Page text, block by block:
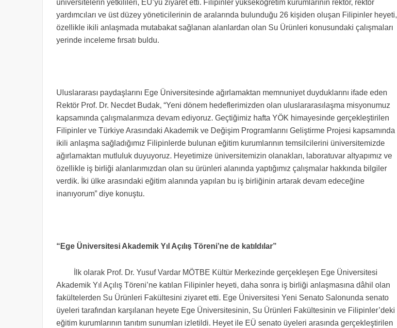
üniversitelerin yetkilileri, EÜ’yü ziyaret etti. Filipinler yükseköğretim kurumlarının rektör, rektör
yardımcıları ve üst düzey yöneticilerinin de aralarında bulunduğu 26 kişiden oluşan Filipinler heyeti,
özellikle ikili anlaşmada mutabakat sağlanan alanlardan olan Su Ürünleri konusundaki çalışmaları
yerinde inceleme fırsatı buldu.
Uluslararası paydaşlarını Ege Üniversitesinde ağırlamaktan memnuniyet duyduklarını ifade eden
Rektör Prof. Dr. Necdet Budak, “Yeni dönem hedeflerimizden olan uluslararasılaşma misyonumuz
kapsamında çalışmalarımıza devam ediyoruz. Geçtiğimiz hafta YÖK himayesinde gerçekleştirilen
Filipinler ve Türkiye Arasındaki Akademik ve Değişim Programlarını Geliştirme Projesi kapsamında
ikili anlaşma sağladığımız Filipinlerde bulunan eğitim kurumlarının temsilcilerini üniversitemizde
ağırlamaktan mutluluk duyuyoruz. Heyetimize üniversitemizin olanakları, laboratuvar altyapımız ve
özellikle iş birliği alanlarımızdan olan su ürünleri alanında yaptığımız çalışmalar hakkında bilgiler
verdik. İki ülke arasındaki eğitim alanında yapılan bu iş birliğinin artarak devam edeceğine
inanıyorum” diye konuştu.
“Ege Üniversitesi Akademik Yıl Açılış Töreni’ne de katıldılar”
İlk olarak Prof. Dr. Yusuf Vardar MÖTBE Kültür Merkezinde gerçekleşen Ege Üniversitesi
Akademik Yıl Açılış Töreni’ne katılan Filipinler heyeti, daha sonra iş birliği anlaşmasına dâhil olan
fakültelerden Su Ürünleri Fakültesini ziyaret etti. Ege Üniversitesi Yeni Senato Salonunda senato
üyeleri tarafından karşılanan heyete Ege Üniversitesinin, Su Ürünleri Fakültesinin ve Filipinler’deki
eğitim kurumlarının tanıtım sunumları izletildi. Heyet ile EÜ senato üyeleri arasında gerçekleştirilen